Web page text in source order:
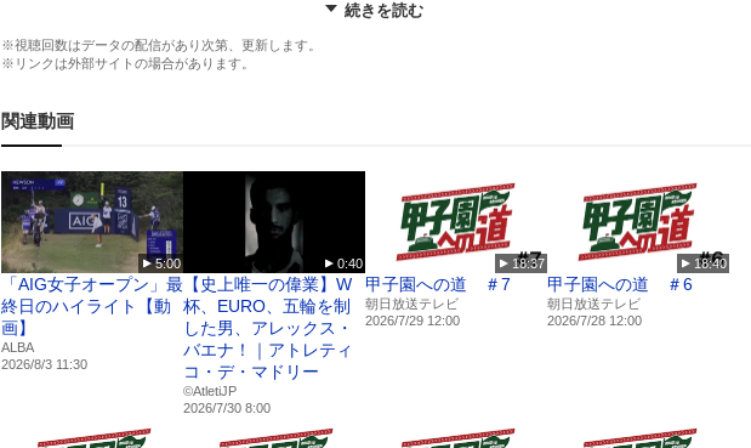
橋本教士七段監修の「逆転の発想からの剣道上達法」は、剣道の上達に悩む多くの剣士に向けた画期的な教
が解説されています。警察官との試合に勝ちたい剣士や昇段審査に挑戦する方、限られた稽古時間で効率よ
橋本教士は、長年の実績と経験をもとに、初心者から上級者まで対応できる実用的な指導を行っています。
この教材では、素振りや切り返し、ギャロップステップといった基本技術から、試合で役立つ二度攻め・三
度攻めの極意、さらには「観見の目付」の訓練やメンタル強化の方法まで幅広くカバーされています。ま
た、年齢や体力に関係なく取り組める点も特徴で、剣道キャリアの長期的な向上を目指す指導がなされてい
ます。
橋本教士の指導を受けた多くの剣士は、技術面だけでなく精神面でも大きな成長を遂げています。稽古の中
で「縁を切らない」姿勢や、技術の具体的な言語化を通じて、曖昧だった部分が明確化されることが強調さ
れています。この教材は、剣道の本質に触れる内容であり、試合での結果に直結するだけでなく、剣道に対
する新たな視点と深い理解を得ることができるものです。
さらに、橋本教士の教えは、社会人剣士として活躍する彼自身の経験を基にしており、限られた時間で最大
続きを読む
※視聴回数はデータの配信があり次第、更新します。
※リンクは外部サイトの場合があります。
関連動画
5:00
「AIG女子オープン」最
終日のハイライト【動
画】
ALBA
2026/8/3 11:30
0:40
【史上唯一の偉業】W
杯、EURO、五輪を制
した男、アレックス・
バエナ！｜アトレティ
コ・デ・マドリー
©️AtletiJP
2026/7/30 8:00
18:37
甲子園への道 ＃7
朝日放送テレビ
2026/7/29 12:00
18:40
甲子園への道 ＃6
朝日放送テレビ
2026/7/28 12:00